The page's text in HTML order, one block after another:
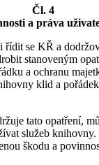
Čl. 4
a práva
řídit se KŘ a
stanoveným
a ochranu
klid a
tato opatření,
služeb
škodu a